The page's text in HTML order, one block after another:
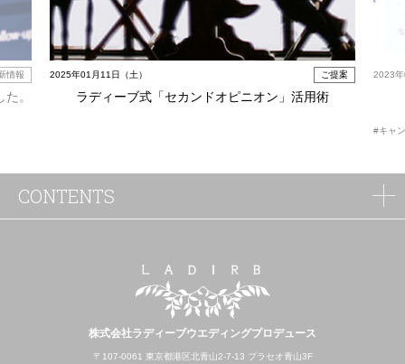
情報
。
2025年01月11日（土） ご提案
ラディーブ式「セカンドオピニオン」活用術
2023
#キャ
株式会社ラディーブウエディングプロデュース
〒107-0061 東京都港区北青山2-7-13 プラセオ青山3F
CONTENTS